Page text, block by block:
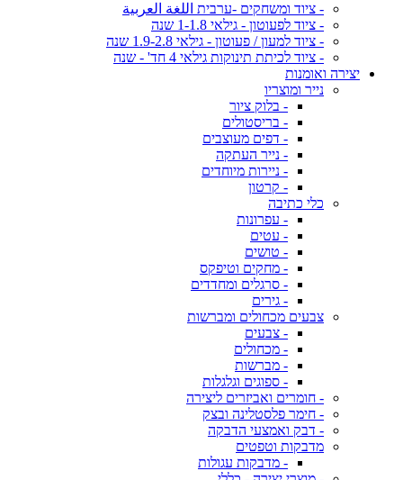
- ציוד ומשחקים -ערבית اللغة العربية
- ציוד לפעוטון - גילאי 1-1.8 שנה
- ציוד למעון / פעוטון - גילאי 1.9-2.8 שנה
- ציוד לכיתת תינוקות גילאי 4 חד' - שנה
יצירה ואומנות
נייר ומוצריו
- בלוק ציור
- בריסטולים
- דפים מעוצבים
- נייר העתקה
- ניירות מיוחדים
- קרטון
כלי כתיבה
- עפרונות
- עטים
- טושים
- מחקים וטיפקס
- סרגלים ומחדדים
- גירים
צבעים מכחולים ומברשות
- צבעים
- מכחולים
- מברשות
- ספוגים וגלגלות
- חומרים ואביזרים ליצירה
- חימר פלסטלינה ובצק
- דבק ואמצעי הדבקה
מדבקות וטפטים
- מדבקות עגולות